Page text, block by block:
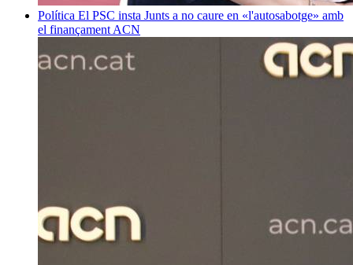
Política El PSC insta Junts a no caure en «l'autosabotge» amb
el finançament ACN